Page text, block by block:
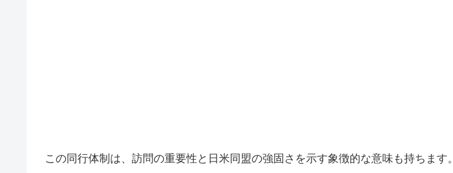
この同行体制は、訪問の重要性と日米同盟の強固さを示す象徴的な意味も持ちます。